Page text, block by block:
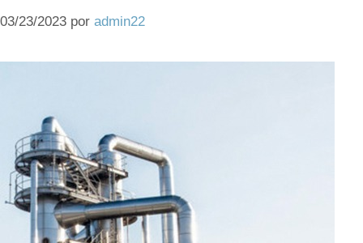
03/23/2023 por admin22